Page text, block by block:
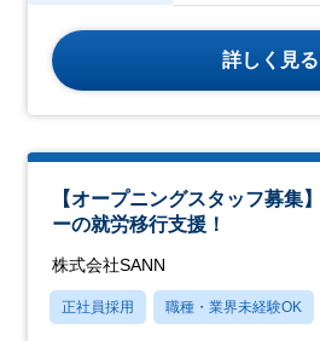
詳しく見る
【オープニングスタッフ募集
ーの就労移行支援！
株式会社SANN
正社員採用 職種・業界未経験OK